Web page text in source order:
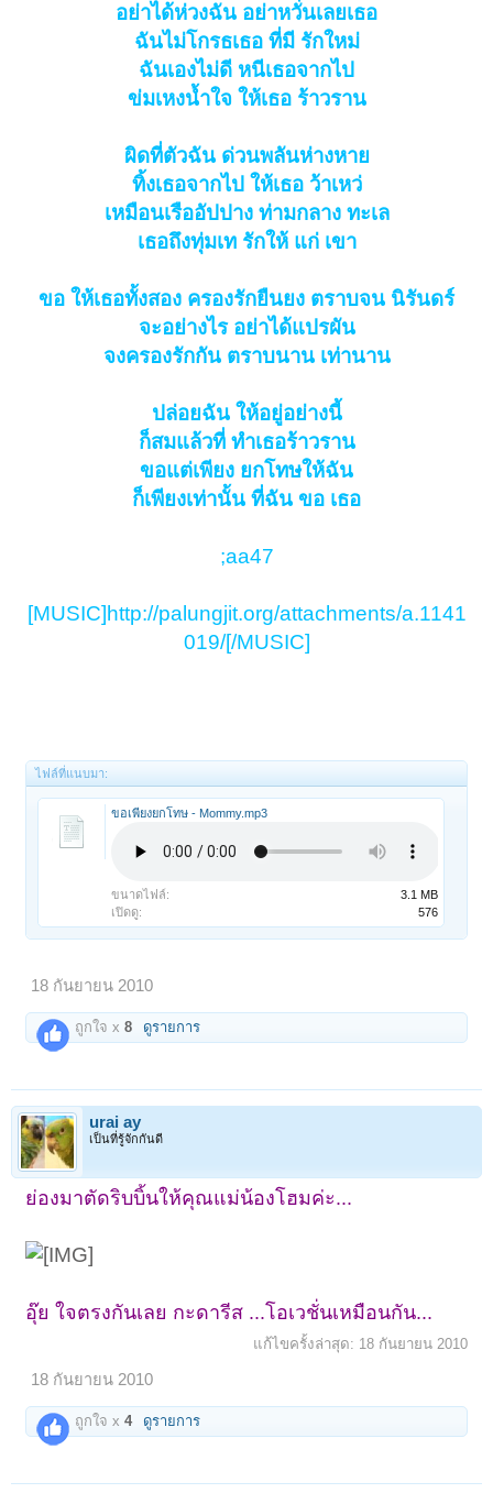
อย่าได้ห่วงฉัน อย่าหวั่นเลยเธอ
ฉันไม่โกรธเธอ ที่มี รักใหม่
ฉันเองไม่ดี หนีเธอจากไป
ข่มเหงน้ำใจ ให้เธอ ร้าวราน
ผิดที่ตัวฉัน ด่วนพลันห่างหาย
ทิ้งเธอจากไป ให้เธอ ว้าเหว่
เหมือนเรืออัปปาง ท่ามกลาง ทะเล
เธอถึงทุ่มเท รักให้ แก่ เขา
ขอ ให้เธอทั้งสอง ครองรักยืนยง ตราบจน นิรันดร์
จะอย่างไร อย่าได้แปรผัน
จงครองรักกัน ตราบนาน เท่านาน
ปล่อยฉัน ให้อยู่อย่างนี้
ก็สมแล้วที่ ทำเธอร้าวราน
ขอแต่เพียง ยกโทษให้ฉัน
ก็เพียงเท่านั้น ที่ฉัน ขอ เธอ
;aa47
[MUSIC]http://palungjit.org/attachments/a.1141
019/[/MUSIC]
ไฟล์ที่แนบมา:
ขอเพียงยกโทษ - Mommy.mp3
ขนาดไฟล์:
3.1 MB
เปิดดู:
576
18 กันยายน 2010
ถูกใจ x8 ดูรายการ
urai ay
เป็นที่รู้จักกันดี
ย่องมาตัดริบบิ้นให้คุณแม่น้องโฮมค่ะ...
อุ๊ย ใจตรงกันเลย กะดารีส ...โอเวชั่นเหมือนกัน...
แก้ไขครั้งล่าสุด: 18 กันยายน 2010
18 กันยายน 2010
ถูกใจ x4 ดูรายการ